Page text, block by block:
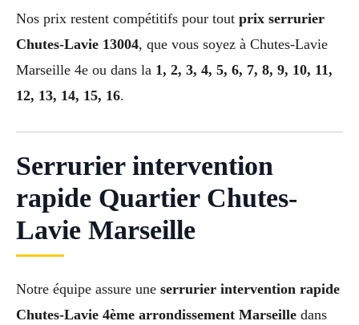
Nos prix restent compétitifs pour tout prix serrurier
Chutes-Lavie 13004, que vous soyez à Chutes-Lavie
Marseille 4e ou dans la 1, 2, 3, 4, 5, 6, 7, 8, 9, 10, 11,
12, 13, 14, 15, 16.
Serrurier intervention
rapide Quartier Chutes-
Lavie Marseille
Notre équipe assure une serrurier intervention rapide
Chutes-Lavie 4ème arrondissement Marseille dans